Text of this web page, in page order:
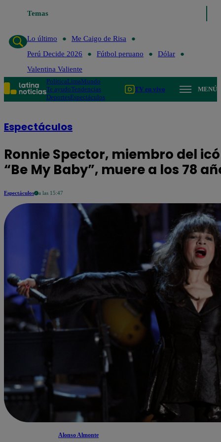
Temas
Lo último
Me Caigo de Risa
Perú Decide 2026
Fútbol peruano
Dólar
Valentina Valiente
PolíticaLimaMundo
Te ayudoTendencias
DeportesEspectáculos
TV en vivo MENÚ
Espectáculos
Ronnie Spector, miembro del
“Be My Baby”, muere a los 78
Espectáculos a las 15:47
Alonso Almonte